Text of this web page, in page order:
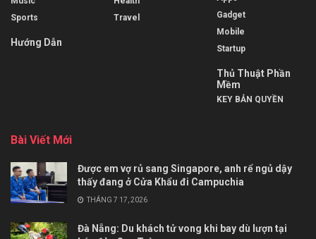
Sports
Hướng Dẫn
Travel
Gadget
Mobile
Startup
Thủ Thuật Phần
Mềm
KEY BẢN QUYỀN
Bài Viết Mới
Được em vợ rủ sang Singapore, anh rể ngủ dậy
thấy đang ở Cửa Khẩu đi Campuchia
THÁNG 7 17, 2026
Đà Nẵng: Du khách tử vong khi bay dù lượn tại